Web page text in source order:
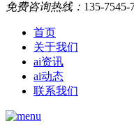
免费咨询热线： 135-7545-
首页
关于我们
ai资讯
ai动态
联系我们